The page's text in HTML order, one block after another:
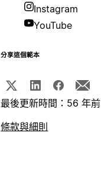
Instagram
YouTube
分享這個範本
最後更新時間：56 年前
條款與細則